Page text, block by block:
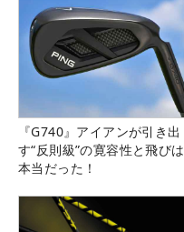
『G740』アイアンが引き出
す“反則級”の寛容性と飛びは
本当だった！